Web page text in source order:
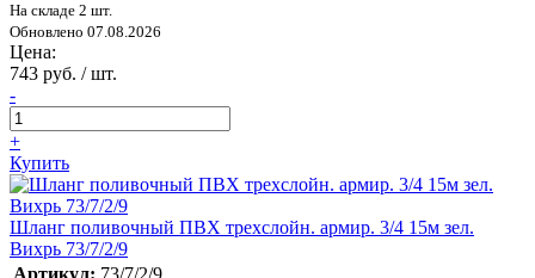
На складе 2 шт.
Обновлено 07.08.2026
Цена:
743 руб. / шт.
-
+
Купить
Шланг поливочный ПВХ трехслойн. армир. 3/4 15м зел.
Вихрь 73/7/2/9
Артикул: 73/7/2/9